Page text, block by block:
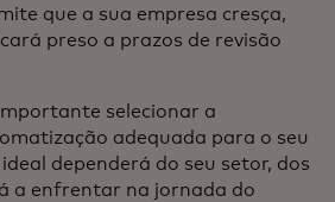
que a sua empresa cresça,
preso a prazos de revisão
selecionar a
adequada para o seu
dependerá do seu setor, dos
a enfrentar na jornada do